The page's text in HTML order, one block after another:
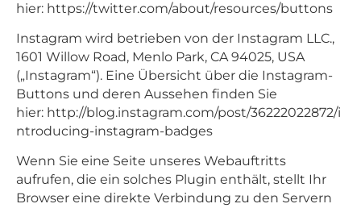
hier: https://twitter.com/about/resources/buttons
Instagram wird betrieben von der Instagram LLC.,
1601 Willow Road, Menlo Park, CA 94025, USA
(„Instagram“). Eine Übersicht über die Instagram-
Buttons und deren Aussehen finden Sie
hier: http://blog.instagram.com/post/36222022872/i
ntroducing-instagram-badges
Wenn Sie eine Seite unseres Webauftritts
aufrufen, die ein solches Plugin enthält, stellt Ihr
Browser eine direkte Verbindung zu den Servern